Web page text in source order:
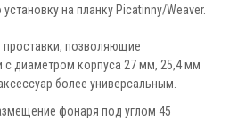
на планку Picatinny/Weaver.
проставки, позволяющие
с диаметром корпуса 27 мм, 25,4 мм
более универсальным.
фонаря под углом 45